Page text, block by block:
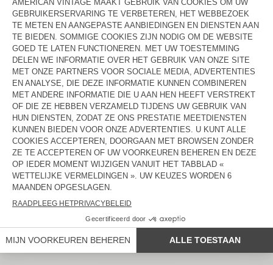
HERENHEMD PADOW
€ 160
€ 76,80
HERENHEMD LYCAZ
€ 160
€ 112
HERENHEMD PADOW
€ 160
€ 67,20
HERENHEMD ABOTOWN
€ 145
€ 101,50
HERENHEMD PADOW
€ 160
€ 112
HERENHEMD TYSCO
€ 145
€ 72,50
HERENHEMD KABIRD
€ 160
€ 56
HERENHEMD PADOW
€ 160
€ 112
HERENHEMD PADOW
€ 160
€ 112
HERENHEMD RUFFOW
€ 130
€ 45,50
€ 115
€ 40,25
€ 160
€ 67,20 € 43,75